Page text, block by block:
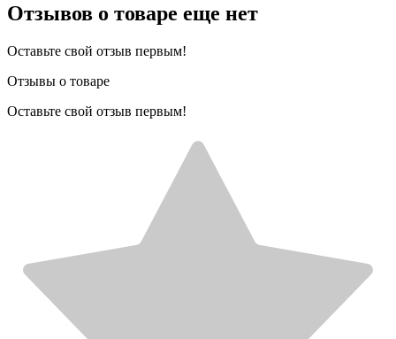
Отзывов о товаре еще нет
Оставьте свой отзыв первым!
Отзывы о товаре
Оставьте свой отзыв первым!